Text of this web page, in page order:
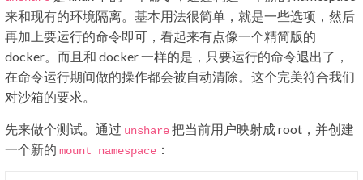
来和现有的环境隔离。基本用法很简单，就是一些选项，然后
再加上要运行的命令即可，看起来有点像一个精简版的
docker。而且和 docker 一样的是，只要运行的命令退出了，
在命令运行期间做的操作都会被自动清除。这个完美符合我们
对沙箱的要求。
先来做个测试。通过 unshare把当前用户映射成 root，并创建
一个新的 mount namespace ：